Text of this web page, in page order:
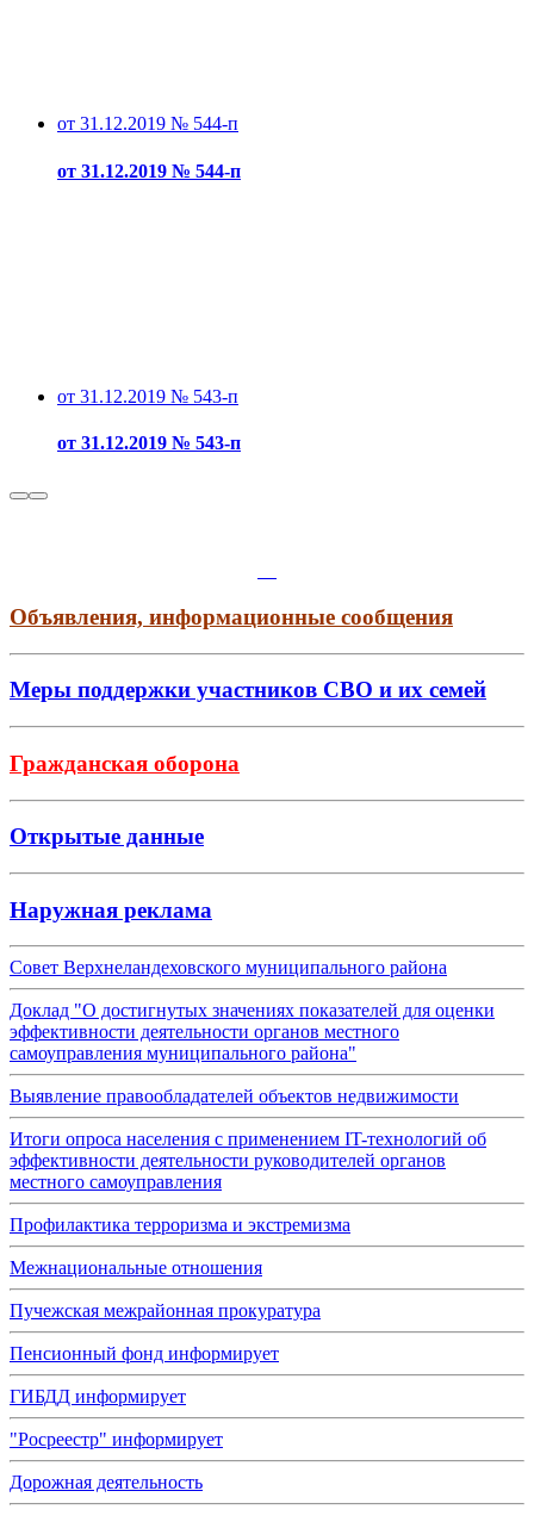
от 31.12.2019 № 544-п
от 31.12.2019 № 544-п
от 31.12.2019 № 543-п
от 31.12.2019 № 543-п
Объявления, информационные сообщения
Меры поддержки участников СВО и их семей
Гражданская оборона
Открытые данные
Наружная реклама
Совет Верхнеландеховского муниципального района
Доклад "О достигнутых значениях показателей для оценки
эффективности деятельности органов местного
самоуправления муниципального района"
Выявление правообладателей объектов недвижимости
Итоги опроса населения с применением IT-технологий об
эффективности деятельности руководителей органов
местного самоуправления
Профилактика терроризма и экстремизма
Межнациональные отношения
Пучежская межрайонная прокуратура
Пенсионный фонд информирует
ГИБДД информирует
"Росреестр" информирует
Дорожная деятельность